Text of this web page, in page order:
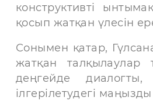
конструктивті
қосып жатқан үлесін
Сонымен қатар,
жатқан талқылаулар
деңгейде диалогты,
ілгерілетудегі